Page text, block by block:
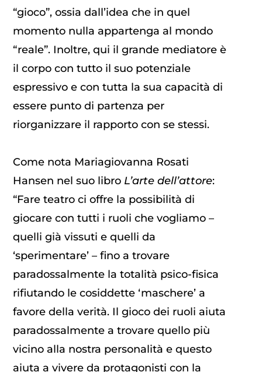
“gioco”, ossia dall’idea che in quel
momento nulla appartenga al mondo
“reale”. Inoltre, qui il grande mediatore è
il corpo con tutto il suo potenziale
espressivo e con tutta la sua capacità di
essere punto di partenza per
riorganizzare il rapporto con se stessi.
Come nota Mariagiovanna Rosati
Hansen nel suo libro L’arte dell’attore:
“Fare teatro ci offre la possibilità di
giocare con tutti i ruoli che vogliamo –
quelli già vissuti e quelli da
‘sperimentare’ – fino a trovare
paradossalmente la totalità psico-fisica
rifiutando le cosiddette ‘maschere’ a
favore della verità. Il gioco dei ruoli aiuta
paradossalmente a trovare quello più
vicino alla nostra personalità e questo
aiuta a vivere da protagonisti con la